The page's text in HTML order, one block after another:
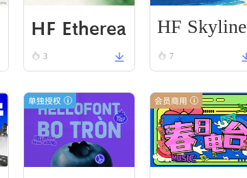
HF Etherea
l Li VN Bla
ck
3
HF Skyline
Thread
7
单独授权 会员商用